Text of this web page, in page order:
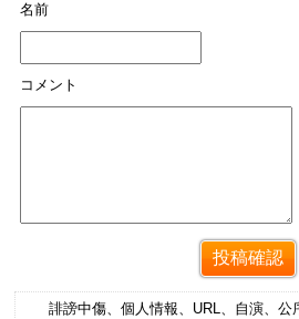
名前
コメント
誹謗中傷、個人情報、URL、自演、公